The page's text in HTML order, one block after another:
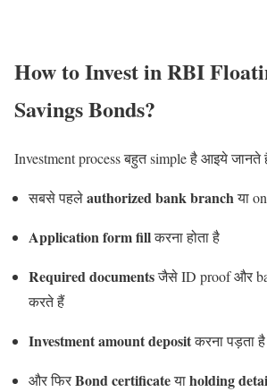
How to Invest in RBI
Savings Bonds?
Investment process बहुत simple है आइये जानते
सबसे पहलेauthorized bank branchया
Application form fillकरना होता है
Required documentsजैसे ID proof और
करते हैं
Investment amount depositकरना पड़ता है
और फिरBond certificateयाholding